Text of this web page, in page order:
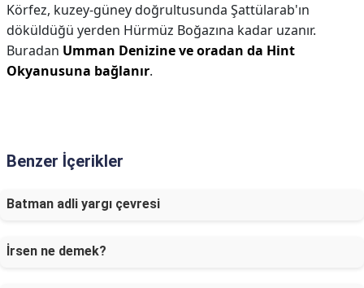
Körfez, kuzey-güney doğrultusunda Şattülarab'ın
döküldüğü yerden Hürmüz Boğazına kadar uzanır.
Buradan Umman Denizine ve oradan da Hint
Okyanusuna bağlanır.
Benzer İçerikler
Batman adli yargı çevresi
İrsen ne demek?